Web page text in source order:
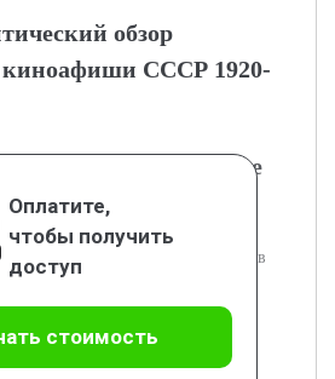
обзор
киноафиши СССР 1920-
и стилистические
1920-х годов
оформления афиш в
Оплатите,
чтобы получить
доступ
стоимость